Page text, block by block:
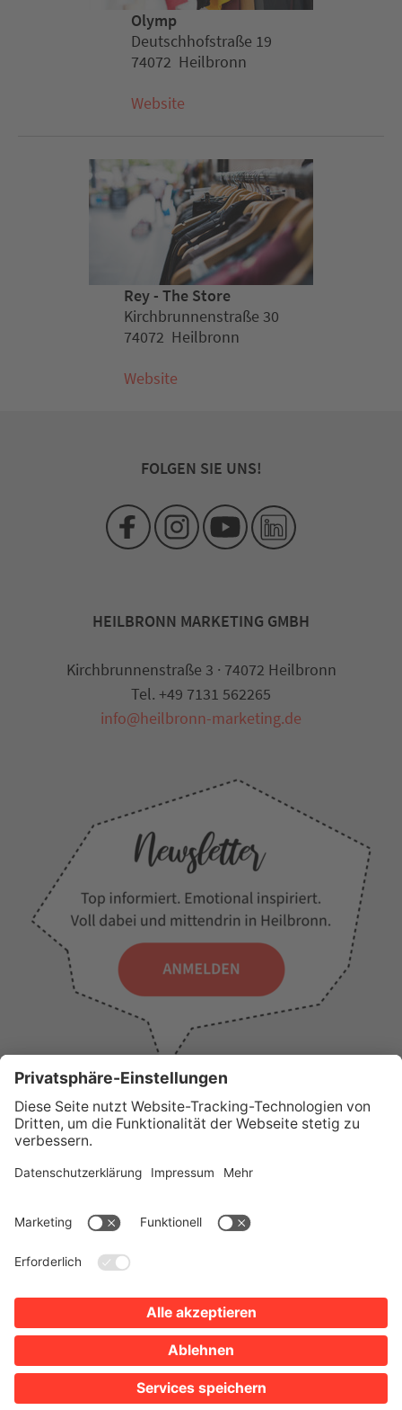
Olymp
Deutschhofstraße 19
74072 Heilbronn
Website
Rey - The Store
Kirchbrunnenstraße 30
74072 Heilbronn
Website
FOLGEN SIE UNS!
WICHTIGE LINKS
PresseWir über unsTourist-Information
Erklärung zur Barrierefreiheit
Impressum
HEILBRONN MARKETING GMBH
Kirchbrunnenstraße 3 · 74072 Heilbronn
Tel. +49 7131 562265
info@heilbronn-marketing.de